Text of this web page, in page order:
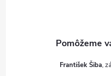
František Šiba